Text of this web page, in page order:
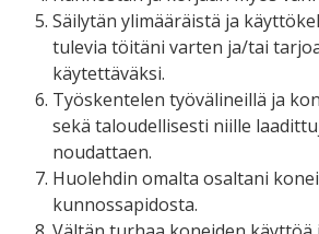
Säilytän ylimääräistä ja
tulevia töitäni varten ja/tai
käytettäväksi.
Työskentelen työvälineillä ja
sekä taloudellisesti niille
noudattaen.
Huolehdin omalta osaltani
kunnossapidosta.